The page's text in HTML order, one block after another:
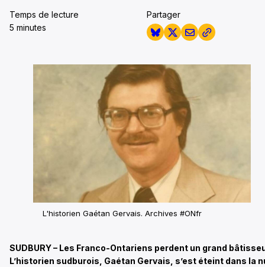
Temps de lecture
5 minutes
Partager
L'historien Gaétan Gervais. Archives #ONfr
SUDBURY – Les Franco-Ontariens perdent un grand
L’historien sudburois, Gaétan Gervais, s’est éteint dans la